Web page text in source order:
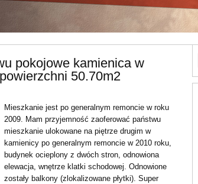
pokojowe kamienica w
50.70m2
Mieszkanie jest po generalnym remoncie w roku
2009. Mam przyjemność zaoferować państwu
mieszkanie ulokowane na piętrze drugim w
kamienicy po generalnym remoncie w 2010 roku,
budynek ocieplony z dwóch stron, odnowiona
elewacja, wnętrze klatki schodowej. Odnowione
zostały balkony (zlokalizowane płytki). Super